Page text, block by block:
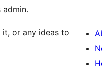
it, or any ideas to